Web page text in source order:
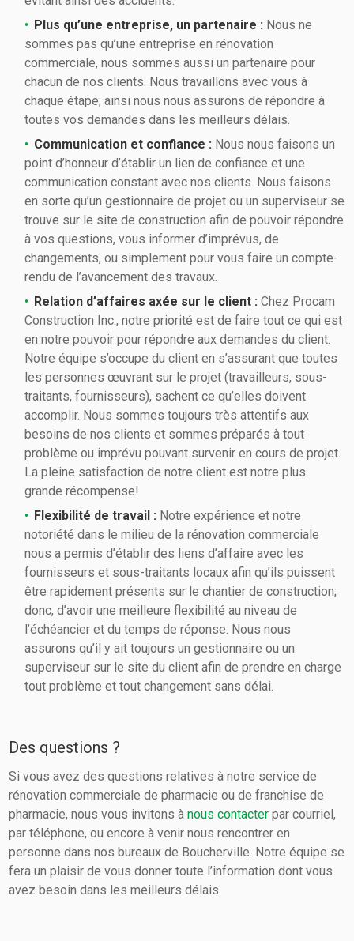
Plus qu’une entreprise, un partenaire : Nous ne
sommes pas qu’une entreprise en rénovation
commerciale, nous sommes aussi un partenaire pour
chacun de nos clients. Nous travaillons avec vous à
chaque étape; ainsi nous nous assurons de répondre à
toutes vos demandes dans les meilleurs délais.
Communication et confiance : Nous nous faisons un
point d’honneur d’établir un lien de confiance et une
communication constant avec nos clients. Nous faisons
en sorte qu’un gestionnaire de projet ou un superviseur se
trouve sur le site de construction afin de pouvoir répondre
à vos questions, vous informer d’imprévus, de
changements, ou simplement pour vous faire un compte-
rendu de l’avancement des travaux.
Relation d’affaires axée sur le client : Chez Procam
Construction Inc., notre priorité est de faire tout ce qui est
en notre pouvoir pour répondre aux demandes du client.
Notre équipe s’occupe du client en s’assurant que toutes
les personnes œuvrant sur le projet (travailleurs, sous-
traitants, fournisseurs), sachent ce qu’elles doivent
accomplir. Nous sommes toujours très attentifs aux
besoins de nos clients et sommes préparés à tout
problème ou imprévu pouvant survenir en cours de projet.
La pleine satisfaction de notre client est notre plus
grande récompense!
Flexibilité de travail : Notre expérience et notre
notoriété dans le milieu de la rénovation commerciale
nous a permis d’établir des liens d’affaire avec les
fournisseurs et sous-traitants locaux afin qu’ils puissent
être rapidement présents sur le chantier de construction;
donc, d’avoir une meilleure flexibilité au niveau de
l’échéancier et du temps de réponse. Nous nous
assurons qu’il y ait toujours un gestionnaire ou un
superviseur sur le site du client afin de prendre en charge
tout problème et tout changement sans délai.
Des questions ?
Si vous avez des questions relatives à notre service de
rénovation commerciale de pharmacie ou de franchise de
pharmacie, nous vous invitons ànous contacter par courriel,
par téléphone, ou encore à venir nous rencontrer en
personne dans nos bureaux de Boucherville. Notre équipe se
fera un plaisir de vous donner toute l’information dont vous
avez besoin dans les meilleurs délais.